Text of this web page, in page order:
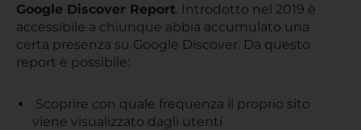
Google Discover Report. Introdotto nel 2019 è
accessibile a chiunque abbia accumulato una
certa presenza su Google Discover. Da questo
report è possibile:
Scoprire con quale frequenza il proprio sito
viene visualizzato dagli utenti